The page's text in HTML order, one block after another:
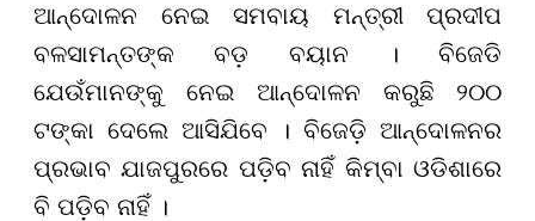
ଆନ୍ଦୋଳନ ନେଇ ସମବାୟ ମନ୍ତ୍ରୀ ପ୍ରଦୀପ
ବଳସାମନ୍ତଙ୍କ ବଡ଼ ବୟାନ । ବିଜେଡି
ଯେଉଁମାନଙ୍କୁ ନେଇ ଆନ୍ଦୋଳନ କରୁଛି ୨୦୦
ଟଙ୍କା ଦେଲେ ଆସିଯିବେ । ବିଜେଡ଼ି ଆନ୍ଦୋଳନର
ପ୍ରଭାବ ଯାଜପୁରରେ ପଡ଼ିବ ନାହିଁ କିମ୍ବା ଓଡିଶାରେ
ବି ପଡ଼ିବ ନାହିଁ ।